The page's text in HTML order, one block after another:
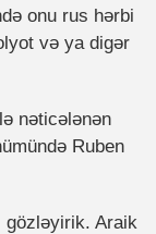
onu rus hərbi
və ya digər
nəticələnən
Ruben
gözləyirik. Araik